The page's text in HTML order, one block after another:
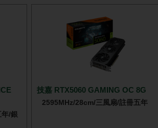
/銀
技嘉 RTX5060 GAMING OC 8G
2595MHz/28cm/三風扇/註冊五年